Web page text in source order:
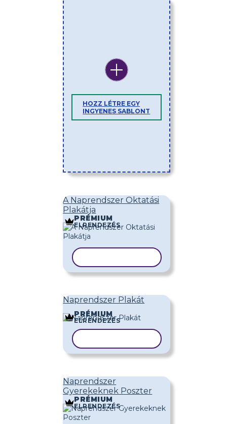
HOZZ LÉTRE EGY
INGYENES SABLONT
A Naprendszer Oktatási
Plakátja
PRÉMIUM
ELRENDEZÉS
Naprendszer Plakát
PRÉMIUM
ELRENDEZÉS
Naprendszer
Gyerekeknek Poszter
PRÉMIUM
ELRENDEZÉS